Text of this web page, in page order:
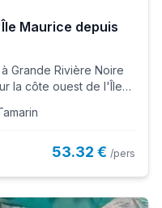
Maurice depuis
Grande Rivière Noire
la côte ouest de l'Île
53.32 € /pers